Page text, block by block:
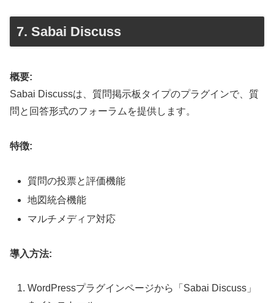
7. Sabai Discuss
概要:
Sabai Discussは、質問掲示板タイプのプラグインで、質
問と回答形式のフォーラムを提供します。
特徴:
質問の投票と評価機能
地図統合機能
マルチメディア対応
導入方法:
WordPressプラグインページから「Sabai Discuss」